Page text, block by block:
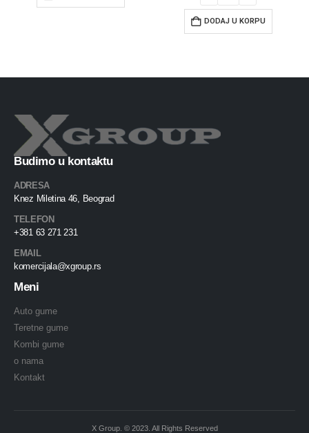
DODAJ U KORPU
Budimo u kontaktu
ADRESA
Knez Miletina 46, Beograd
TELEFON
+381 63 271 231
EMAIL
komercijala@xgroup.rs
Meni
Auto gume
Teretne gume
Kombi gume
o nama
Kontakt
X Group. © 2023. All Rights Reserved